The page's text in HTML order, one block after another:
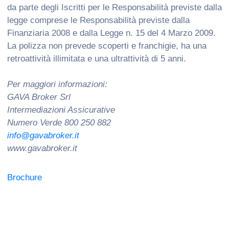
da parte degli Iscritti per le Responsabilità previste dalla
legge comprese le Responsabilità previste dalla
Finanziaria 2008 e dalla Legge n. 15 del 4 Marzo 2009.
La polizza non prevede scoperti e franchigie, ha una
retroattività illimitata e una ultrattività di 5 anni.
Per maggiori informazioni:
GAVA Broker Srl
Intermediazioni Assicurative
Numero Verde 800 250 882
info@gavabroker.it
www.gavabroker.it
Brochure